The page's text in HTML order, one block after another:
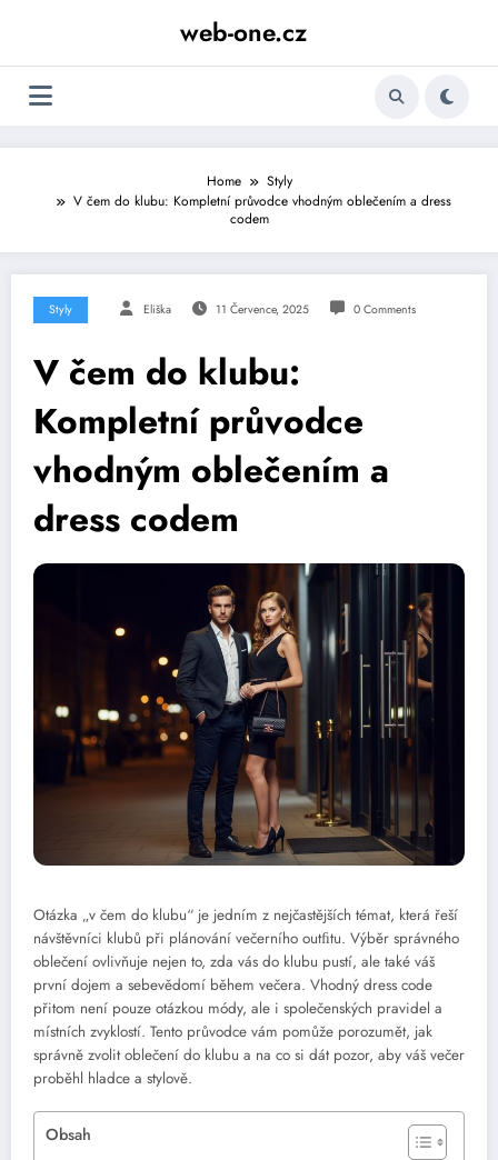
web-one.cz
Home
Styly
V čem do klubu: Kompletní průvodce vhodným oblečením a dress
codem
Styly Eliška 11 Července, 2025 0 Comments
V čem do klubu:
Kompletní průvodce
vhodným oblečením a
dress codem
Otázka „v čem do klubu“ je jedním z nejčastějších témat, která řeší
návštěvníci klubů při plánování večerního outﬁtu. Výběr správného
oblečení ovlivňuje nejen to, zda vás do klubu pustí, ale také váš
první dojem a sebevědomí během večera. Vhodný dress code
přitom není pouze otázkou módy, ale i společenských pravidel a
místních zvyklostí. Tento průvodce vám pomůže porozumět, jak
správně zvolit oblečení do klubu a na co si dát pozor, aby váš večer
proběhl hladce a stylově.
Obsah